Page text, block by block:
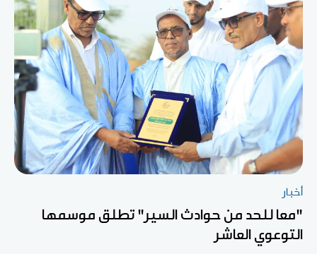
أخبار
"معا للحد من حوادث السير" تطلق موسمها
التوعوي العاشر